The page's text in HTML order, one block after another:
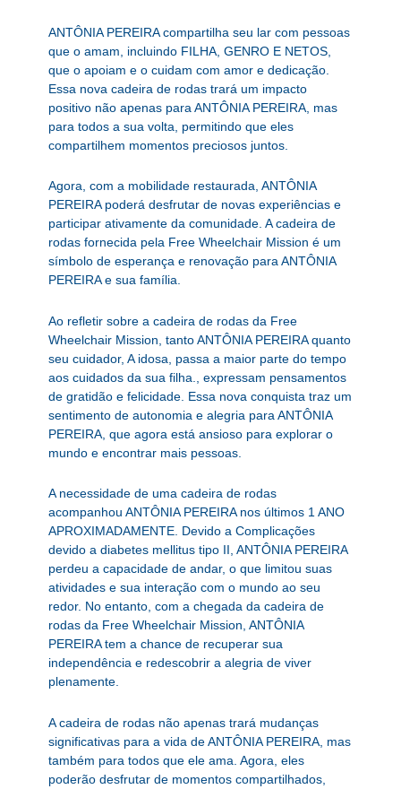
ANTÔNIA PEREIRA compartilha seu lar com pessoas
que o amam, incluindo FILHA, GENRO E NETOS,
que o apoiam e o cuidam com amor e dedicação.
Essa nova cadeira de rodas trará um impacto
positivo não apenas para ANTÔNIA PEREIRA, mas
para todos a sua volta, permitindo que eles
compartilhem momentos preciosos juntos.
Agora, com a mobilidade restaurada, ANTÔNIA
PEREIRA poderá desfrutar de novas experiências e
participar ativamente da comunidade. A cadeira de
rodas fornecida pela Free Wheelchair Mission é um
símbolo de esperança e renovação para ANTÔNIA
PEREIRA e sua família.
Ao refletir sobre a cadeira de rodas da Free
Wheelchair Mission, tanto ANTÔNIA PEREIRA quanto
seu cuidador, A idosa, passa a maior parte do tempo
aos cuidados da sua filha., expressam pensamentos
de gratidão e felicidade. Essa nova conquista traz um
sentimento de autonomia e alegria para ANTÔNIA
PEREIRA, que agora está ansioso para explorar o
mundo e encontrar mais pessoas.
A necessidade de uma cadeira de rodas
acompanhou ANTÔNIA PEREIRA nos últimos 1 ANO
APROXIMADAMENTE. Devido a Complicações
devido a diabetes mellitus tipo II, ANTÔNIA PEREIRA
perdeu a capacidade de andar, o que limitou suas
atividades e sua interação com o mundo ao seu
redor. No entanto, com a chegada da cadeira de
rodas da Free Wheelchair Mission, ANTÔNIA
PEREIRA tem a chance de recuperar sua
independência e redescobrir a alegria de viver
plenamente.
A cadeira de rodas não apenas trará mudanças
significativas para a vida de ANTÔNIA PEREIRA, mas
também para todos que ele ama. Agora, eles
poderão desfrutar de momentos compartilhados,